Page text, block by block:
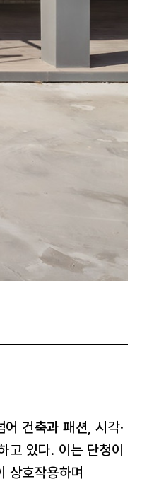
건축과 패션, 시각·
고 있다. 이는 단청이
상호작용하며